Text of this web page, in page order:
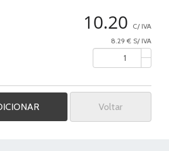
10.20
C/ IVA
8.29 € S/ IVA
Voltar